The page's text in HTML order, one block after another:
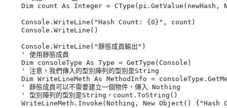
Dim count As Integer = CType(pi.GetValue(newHash,
    Console.WriteLine("Hash Count: {0}", count)
    Console.WriteLine()
    Console.WriteLine("靜態成員輸出")
    ' 使用靜態成員
    Dim consoleType As Type = GetType(Console)
    ' 注意，我們傳入的型別陣列的型別是String
Dim WriteLineMeth As MethodInfo =
    ' 靜態成員可以不需要建立一個物件，傳入 Nothing
    ' 型別陣列的型別是String，count.ToString()
WriteLineMeth.Invoke(Nothing, New Object() {"Hash